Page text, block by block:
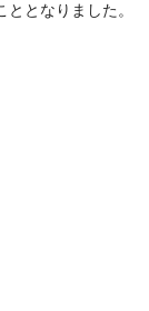
となりました。